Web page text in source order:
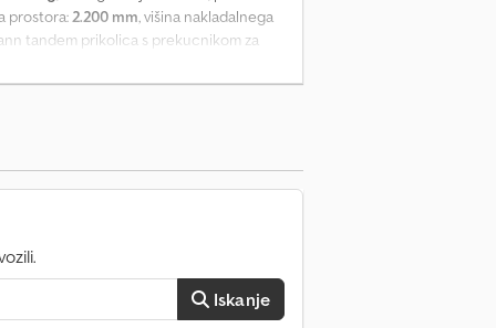
prostora:2.200 mm, višina nakladalnega
tandem prikolica s prekucnikom za
dolžina: 8.205 mm Nakladalna
Nakladalna višina: cca 1.100 mm
palica - hidravlične podporne noge -
vzmetenje - zadnja podpora
Iskanje